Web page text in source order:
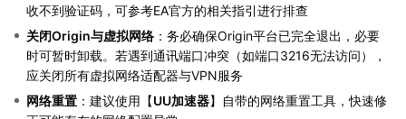
收不到验证码，可参考EA官方的相关指引进行排查
关闭Origin与虚拟网络 ：务必确保Origin平台已完全退出，必要
时可暂时卸载。若遇到通讯端口冲突（如端口3216无法访问），
应关闭所有虚拟网络适配器与VPN服务
网络重置 ：建议使用【UU加速器】自带的网络重置工具，快速修